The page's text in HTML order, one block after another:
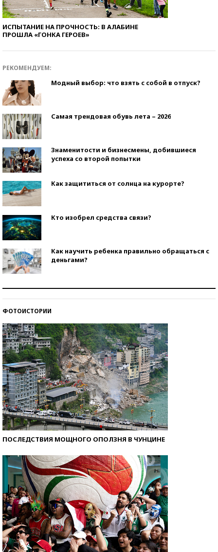
ИСПЫТАНИЕ НА ПРОЧНОСТЬ: В АЛАБИНЕ
ПРОШЛА «ГОНКА ГЕРОЕВ»
РЕКОМЕНДУЕМ:
Модный выбор: что взять с собой в отпуск?
Самая трендовая обувь лета – 2026
Знаменитости и бизнесмены, добившиеся
успеха со второй попытки
Как защититься от солнца на курорте?
Кто изобрел средства связи?
Как научить ребенка правильно обращаться с
деньгами?
ФОТОИСТОРИИ
ПОСЛЕДСТВИЯ МОЩНОГО ОПОЛЗНЯ В ЧУНЦИНЕ